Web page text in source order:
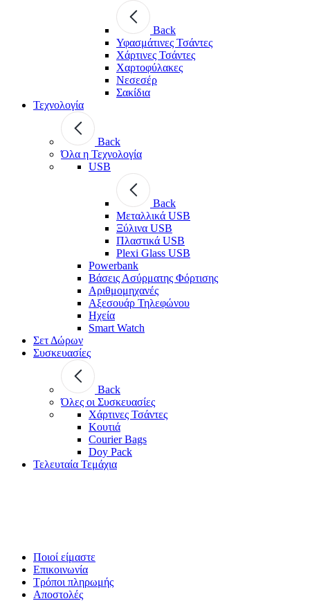
Back
Υφασμάτινες Τσάντες
Χάρτινες Τσάντες
Χαρτοφύλακες
Νεσεσέρ
Σακίδια
Τεχνολογία
Back
Όλα η Τεχνολογία
USB
Back
Μεταλλικά USB
Ξύλινα USB
Πλαστικά USB
Plexi Glass USB
Powerbank
Βάσεις Ασύρματης Φόρτισης
Αριθμομηχανές
Αξεσουάρ Τηλεφώνου
Ηχεία
Smart Watch
Σετ Δώρων
Συσκευασίες
Back
Όλες οι Συσκευασίες
Χάρτινες Τσάντες
Κουτιά
Courier Bags
Doy Pack
Τελευταία Τεμάχια
Ποιοί είμαστε
Επικοινωνία
Τρόποι πληρωμής
Αποστολές